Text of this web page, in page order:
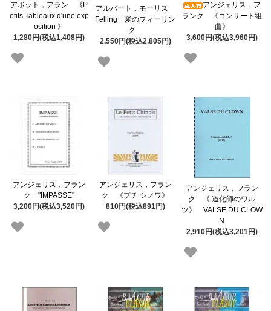
アボット，アラン 《P
etits Tableaux d'une exp
osition 》
1,280円(税込1,408円)
アルバート，モーリス
Felling 愛のフィーリン
グ
2,550円(税込2,805円)
アンジェリス，フ
ランク 《コンサート組
曲》
3,600円(税込3,960円)
アンジェリス，フラン
ク "IMPASSE"
3,200円(税込3,520円)
アンジェリス，フラン
ク 《プチ シノワ》
810円(税込891円)
アンジェリス，フラン
ク 《 道化師のワル
ツ》 VALSE DU CLOW
N
2,910円(税込3,201円)